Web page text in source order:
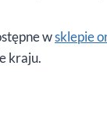
wsklepie
kraju.